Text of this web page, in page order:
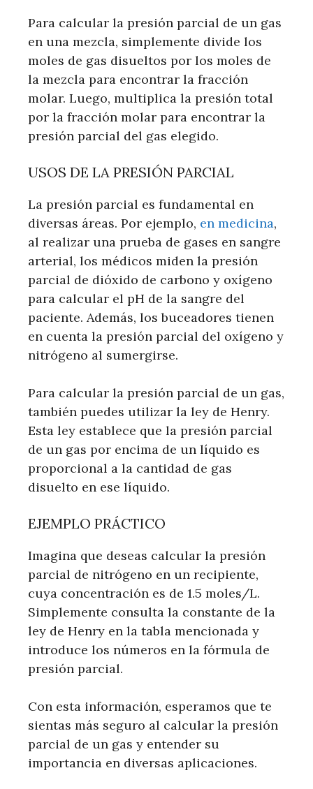
Para calcular la presión parcial de un gas
en una mezcla, simplemente divide los
moles de gas disueltos por los moles de
la mezcla para encontrar la fracción
molar. Luego, multiplica la presión total
por la fracción molar para encontrar la
presión parcial del gas elegido.
USOS DE LA PRESIÓN PARCIAL
La presión parcial es fundamental en
diversas áreas. Por ejemplo, en medicina,
al realizar una prueba de gases en sangre
arterial, los médicos miden la presión
parcial de dióxido de carbono y oxígeno
para calcular el pH de la sangre del
paciente. Además, los buceadores tienen
en cuenta la presión parcial del oxígeno y
nitrógeno al sumergirse.
Para calcular la presión parcial de un gas,
también puedes utilizar la ley de Henry.
Esta ley establece que la presión parcial
de un gas por encima de un líquido es
proporcional a la cantidad de gas
disuelto en ese líquido.
EJEMPLO PRÁCTICO
Imagina que deseas calcular la presión
parcial de nitrógeno en un recipiente,
cuya concentración es de 1.5 moles/L.
Simplemente consulta la constante de la
ley de Henry en la tabla mencionada y
introduce los números en la fórmula de
presión parcial.
Con esta información, esperamos que te
sientas más seguro al calcular la presión
parcial de un gas y entender su
importancia en diversas aplicaciones.